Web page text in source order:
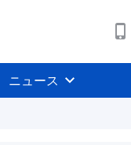
ニュース